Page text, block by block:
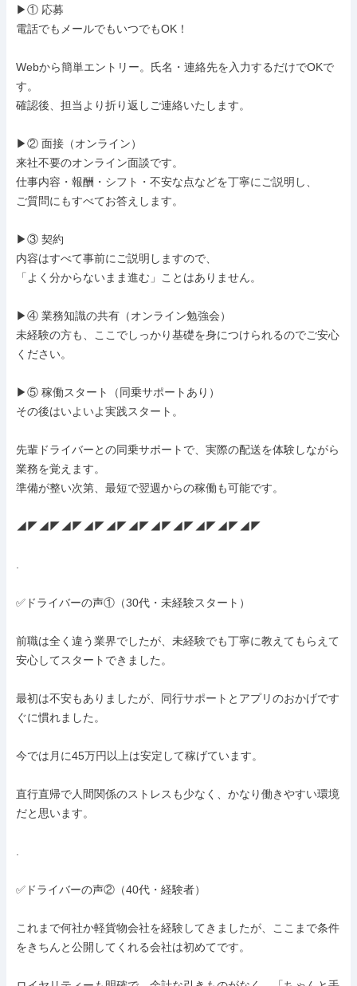
▶① 応募
電話でもメールでもいつでもOK！
Webから簡単エントリー。氏名・連絡先を入力するだけでOKで
す。
確認後、担当より折り返しご連絡いたします。
▶② 面接（オンライン）
来社不要のオンライン面談です。
仕事内容・報酬・シフト・不安な点などを丁寧にご説明し、
ご質問にもすべてお答えします。
▶③ 契約
内容はすべて事前にご説明しますので、
「よく分からないまま進む」ことはありません。
▶④ 業務知識の共有（オンライン勉強会）
未経験の方も、ここでしっかり基礎を身につけられるのでご安心
ください。
▶⑤ 稼働スタート（同乗サポートあり）
その後はいよいよ実践スタート。
先輩ドライバーとの同乗サポートで、実際の配送を体験しながら
業務を覚えます。
準備が整い次第、最短で翌週からの稼働も可能です。
◢◤◢◤◢◤◢◤◢◤◢◤◢◤◢◤◢◤◢◤◢◤
✅ドライバーの声①（30代・未経験スタート）
前職は全く違う業界でしたが、未経験でも丁寧に教えてもらえて
安心してスタートできました。
最初は不安もありましたが、同行サポートとアプリのおかげです
ぐに慣れました。
今では月に45万円以上は安定して稼げています。
直行直帰で人間関係のストレスも少なく、かなり働きやすい環境
だと思います。
✅ドライバーの声②（40代・経験者）
これまで何社か軽貨物会社を経験してきましたが、ここまで条件
をきちんと公開してくれる会社は初めてです。